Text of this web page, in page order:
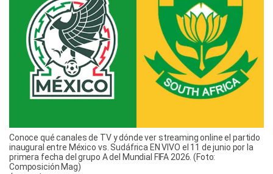
Conoce qué canales de TV y dónde ver streaming online el partido
inaugural entre México vs. Sudáfrica EN VIVO el 11 de junio por la
primera fecha del grupo A del Mundial FIFA 2026. (Foto:
Composición Mag)